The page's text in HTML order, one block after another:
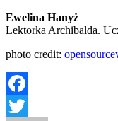
Ewelina Hanyż
Lektorka Archibalda.
photo credit:
Facebook